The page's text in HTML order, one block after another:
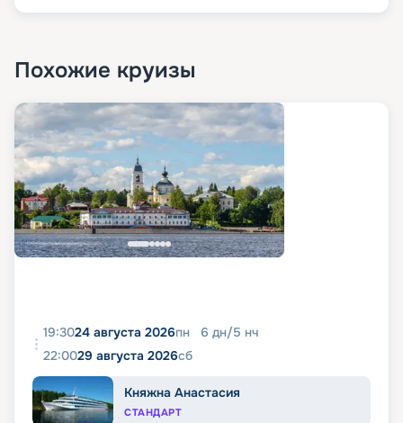
Похожие круизы
19:3024 августа 2026пн 6 дн/5 нч
22:0029 августа 2026сб
Княжна Анастасия
СТАНДАРТ